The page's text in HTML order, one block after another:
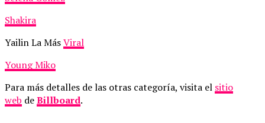
Shakira
Yailin La MásViral
Young Miko
Para más detalles de las otras categoría, visita el sitio
web deBillboard.